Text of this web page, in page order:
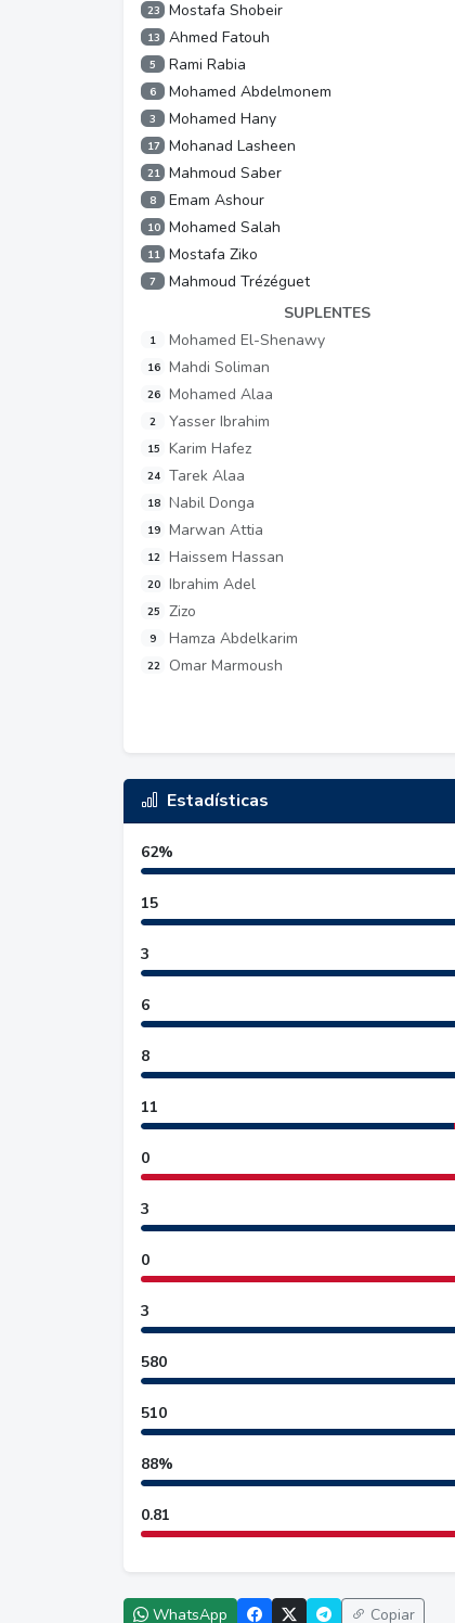
23 Mostafa Shobeir
13 Ahmed Fatouh
5 Rami Rabia
6 Mohamed Abdelmonem
3 Mohamed Hany
17 Mohanad Lasheen
21 Mahmoud Saber
8 Emam Ashour
10 Mohamed Salah
11 Mostafa Ziko
7
Mahmoud Trézéguet
SUPLENTES
1 Mohamed El-Shenawy
16 Mahdi Soliman
26 Mohamed Alaa
2 Yasser Ibrahim
15 Karim Hafez
24 Tarek Alaa
18 Nabil Donga
19 Marwan Attia
12 Haissem Hassan
20 Ibrahim Adel
25 Zizo
9 Hamza Abdelkarim
22 Omar Marmoush
Estadísticas
62%
15
3
6
8
11
0
3
0
3
580
510
88%
0.81
WhatsApp Copiar